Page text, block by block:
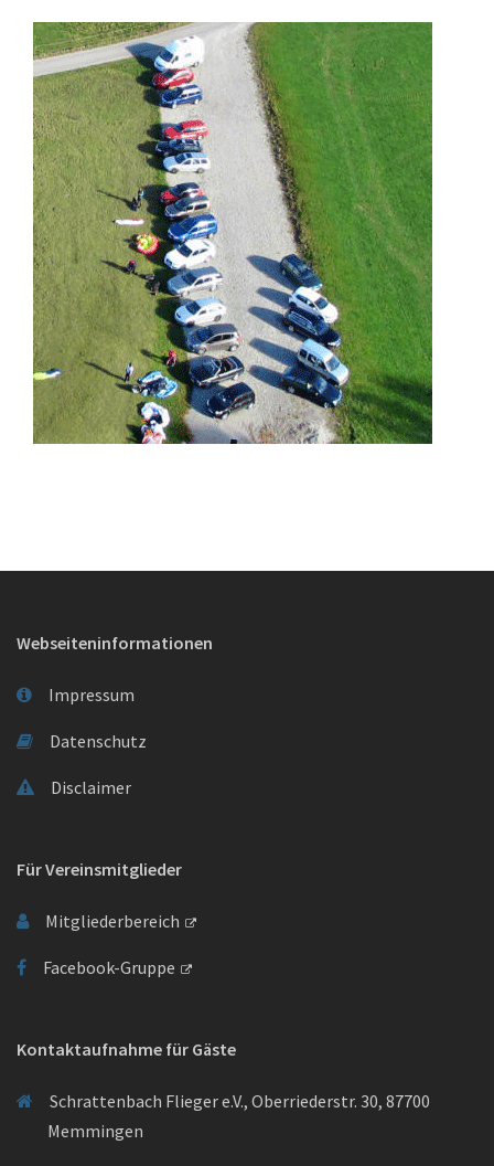
Webseiteninformationen
Impressum
Datenschutz
Disclaimer
Für Vereinsmitglieder
Mitgliederbereich
Facebook-Gruppe
Kontaktaufnahme für Gäste
Schrattenbach Flieger e.V., Oberriederstr. 30, 87700
Memmingen